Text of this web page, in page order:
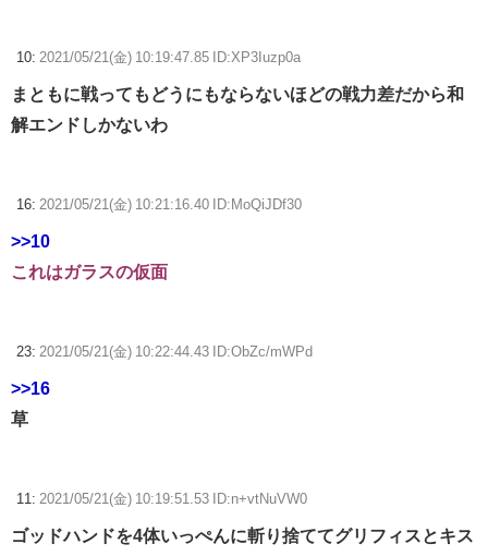
10: 2021/05/21(金) 10:19:47.85 ID:XP3Iuzp0a
まともに戦ってもどうにもならないほどの戦力差だから和
解エンドしかないわ
16: 2021/05/21(金) 10:21:16.40 ID:MoQiJDf30
>>10
これはガラスの仮面
23: 2021/05/21(金) 10:22:44.43 ID:ObZc/mWPd
>>16
草
11: 2021/05/21(金) 10:19:51.53 ID:n+vtNuVW0
ゴッドハンドを4体いっぺんに斬り捨ててグリフィスとキス